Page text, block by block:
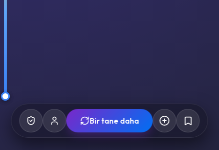
Bir tane daha